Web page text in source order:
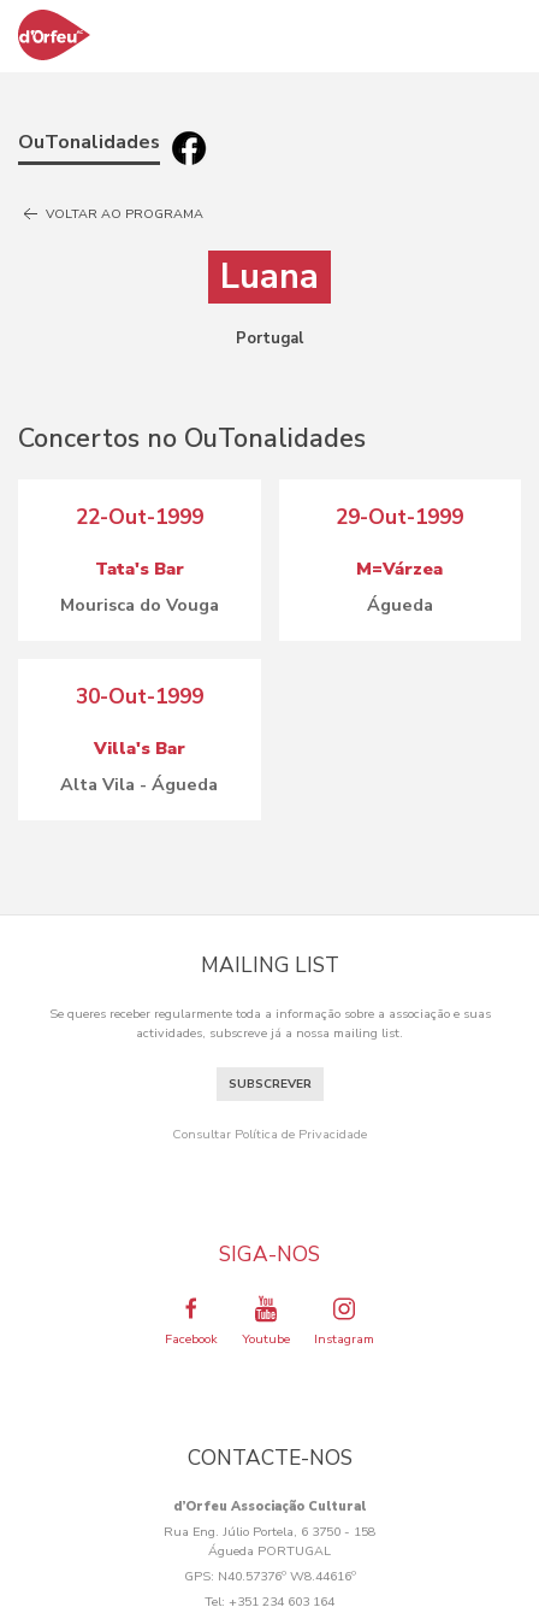
OuTonalidades
VOLTAR AO PROGRAMA
Luana
Portugal
Concertos no OuTonalidades
22-Out-1999
Tata's Bar
Mourisca do Vouga
29-Out-1999
M=Várzea
Águeda
30-Out-1999
Villa's Bar
Alta Vila - Águeda
MAILING LIST
Se queres receber regularmente toda a informação sobre a associação e suas
actividades, subscreve já a nossa mailing list.
SUBSCREVER
Consultar Política de Privacidade
SIGA-NOS
Facebook Youtube Instagram
CONTACTE-NOS
d’Orfeu Associação Cultural
Rua Eng. Júlio Portela, 6 3750 - 158
Águeda PORTUGAL
GPS: N40.57376º W8.44616º
Tel: +351 234 603 164